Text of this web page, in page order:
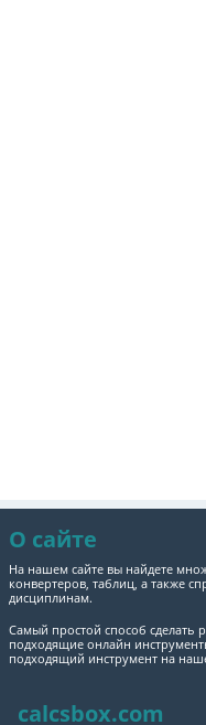
О сайте
На нашем сайте вы найдете
конвертеров, таблиц, а также
дисциплинам.
Самый простой способ сделать
подходящие онлайн
подходящий инструмент на
calcsbox.com